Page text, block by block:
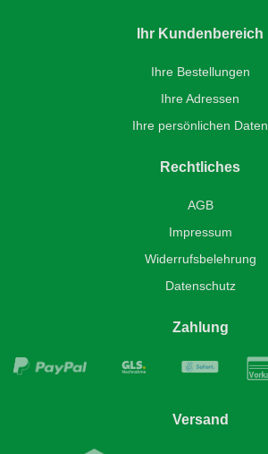
Ihr Kundenbereich
Ihre Bestellungen
Ihre Adressen
Ihre persönlichen Daten
Rechtliches
AGB
Impressum
Widerrufsbelehrung
Datenschutz
Zahlung
Versand